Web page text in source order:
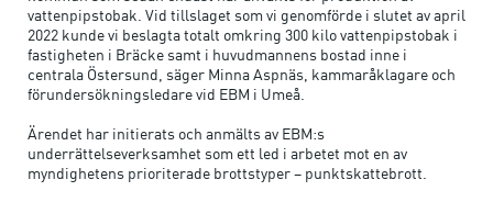
vattenpipstobak. Vid tillslaget som vi genomförde i slutet av april
2022 kunde vi beslagta totalt omkring 300 kilo vattenpipstobak i
fastigheten i Bräcke samt i huvudmannens bostad inne i
centrala Östersund, säger Minna Aspnäs, kammaråklagare och
förundersökningsledare vid EBM i Umeå.
Ärendet har initierats och anmälts av EBM:s
underrättelseverksamhet som ett led i arbetet mot en av
myndighetens prioriterade brottstyper – punktskattebrott.